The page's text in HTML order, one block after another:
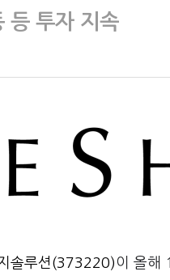
등 투자 지속
솔루션(373220)이 올해